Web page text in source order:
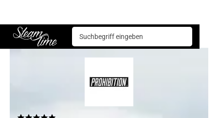
Steam time
Liquids Mezz Mania 10ml NicSalt Liquid by Strapped